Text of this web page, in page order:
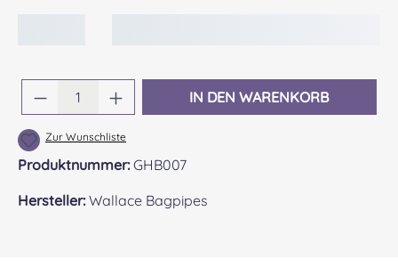
Produkt Anzahl: Gib den gewünschten
IN DEN WARENKORB
Zur Wunschliste
Produktnummer:GHB007
Hersteller:Wallace Bagpipes